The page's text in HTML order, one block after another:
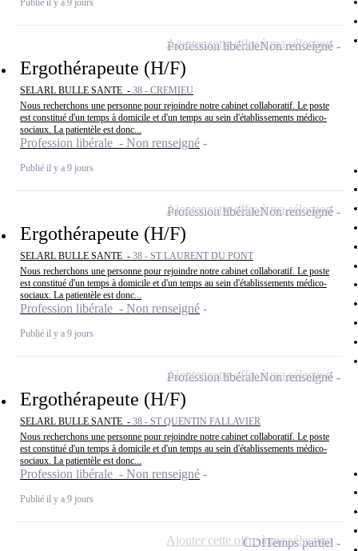
Publié il y a 9 jours
Ergothérapeute (H/F)
SELARL BULLE SANTE - 38 - CREMIEU
Nous recherchons une personne pour rejoindre notre cabinet collaboratif. Le poste
est constitué d'un temps à domicile et d'un temps au sein d'établissements médico-
sociaux. La patientèle est donc...
Profession libérale - Non renseigné
Publié il y a 9 jours
Profession libéraleNon renseigné
Ajouter cette offre à ma sélection
Ergothérapeute (H/F)
SELARL BULLE SANTE - 38 - ST LAURENT DU PONT
Nous recherchons une personne pour rejoindre notre cabinet collaboratif. Le poste
est constitué d'un temps à domicile et d'un temps au sein d'établissements médico-
sociaux. La patientèle est donc...
Profession libérale - Non renseigné
Publié il y a 9 jours
Profession libéraleNon renseigné
Ajouter cette offre à ma sélection
Ergothérapeute (H/F)
SELARL BULLE SANTE - 38 - ST QUENTIN FALLAVIER
Nous recherchons une personne pour rejoindre notre cabinet collaboratif. Le poste
est constitué d'un temps à domicile et d'un temps au sein d'établissements médico-
sociaux. La patientèle est donc...
Profession libérale - Non renseigné
Publié il y a 9 jours
Profession libéraleNon renseigné
Ajouter cette offre à ma sélection
CDITemps partiel
Ajouter cette offre à ma sélection